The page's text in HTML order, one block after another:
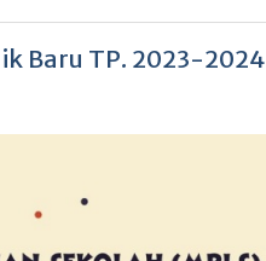
Baru TP. 2023-2024